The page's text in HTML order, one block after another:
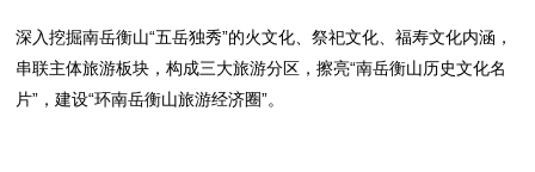
深入挖掘南岳衡山“五岳独秀”的火文化、祭祀文化、福寿文化内涵，
串联主体旅游板块，构成三大旅游分区，擦亮“南岳衡山历史文化名
片”，建设“环南岳衡山旅游经济圈”。